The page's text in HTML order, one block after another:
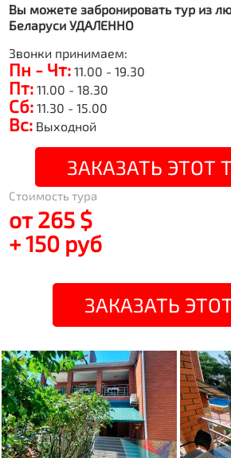
Вы можете забронировать тур из
Беларуси УДАЛЕННО
Звонки принимаем:
Пн - Чт: 11.00 - 19.30
Пт: 11.00 - 18.30
Сб: 11.30 - 15.00
Вс: Выходной
ЗАКАЗАТЬ ЭТОТ
Стоимость тура
от 265 $
+ 150 руб
ЗАКАЗАТЬ